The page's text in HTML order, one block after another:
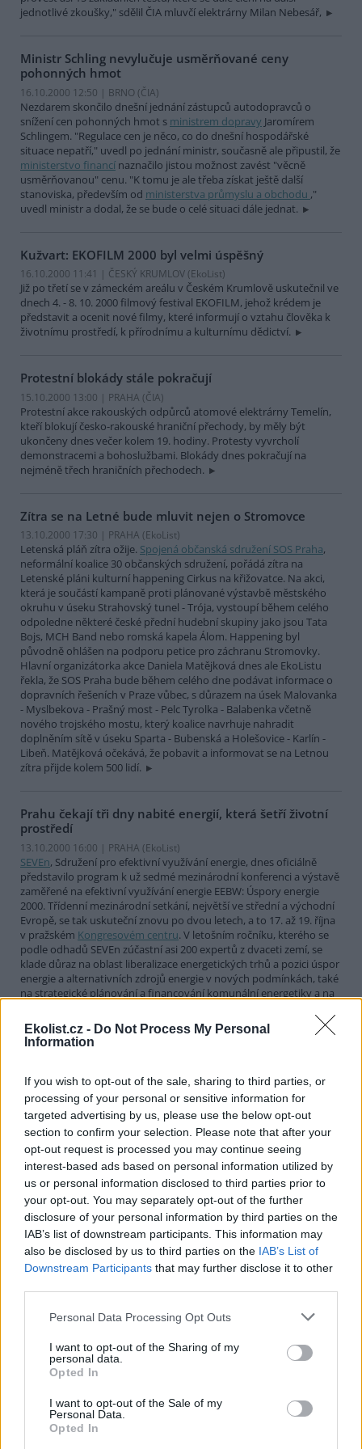
Ekolist.cz - Do Not Process My Personal
Information
If you wish to opt-out of the sale, sharing to third parties, or
processing of your personal or sensitive information for
targeted advertising by us, please use the below opt-out
section to confirm your selection. Please note that after your
opt-out request is processed you may continue seeing
interest-based ads based on personal information utilized by
us or personal information disclosed to third parties prior to
your opt-out. You may separately opt-out of the further
disclosure of your personal information by third parties on the
IAB’s list of downstream participants. This information may
also be disclosed by us to third parties on the IAB’s List of
Downstream Participants that may further disclose it to other
Personal Data Processing Opt Outs
I want to opt-out of the Sharing of my
personal data.
Opted In
I want to opt-out of the Sale of my
Personal Data.
Opted In
jednotlivé zkoušky," sdělil ČIA mluvčí elektrárny Milan Nebesář,
Ministr Schling nevylučuje usměrňované ceny
pohonných hmot
16.10.2000 12:50 | BRNO (ČIA)
Nezdarem skončilo dnešní jednání zástupců autodopravců o
snížení cen pohonných hmot s ministrem dopravy Jaromírem
Schlingem. "Regulace cen je něco, co do dnešní hospodářské
situace nepatří," uvedl po jednání ministr, současně ale připustil, že
ministerstvo financí naznačilo jistou možnost zavést "věcně
usměrňovanou" cenu. "K tomu je ale třeba získat ještě další
stanoviska, především od ministerstva průmyslu a obchodu ,"
uvedl ministr a dodal, že se bude o celé situaci dále jednat.
Kužvart: EKOFILM 2000 byl velmi úspěšný
16.10.2000 11:41 | ČESKÝ KRUMLOV (EkoList)
Již po třetí se v zámeckém areálu v Českém Krumlově uskutečnil ve
dnech 4. - 8. 10. 2000 filmový festival EKOFILM, jehož krédem je
představit a ocenit nové filmy, které informují o vztahu člověka k
životnímu prostředí, k přírodnímu a kulturnímu dědictví.
Protestní blokády stále pokračují
15.10.2000 13:00 | PRAHA (ČIA)
Protestní akce rakouských odpůrců atomové elektrárny Temelín,
kteří blokují česko-rakouské hraniční přechody, by měly být
ukončeny dnes večer kolem 19. hodiny. Protesty vyvrcholí
demonstracemi a bohoslužbami. Blokády dnes pokračují na
nejméně třech hraničních přechodech.
Zítra se na Letné bude mluvit nejen o Stromovce
13.10.2000 17:30 | PRAHA (EkoList)
Letenská pláň zítra ožije. Spojená občanská sdružení SOS Praha,
neformální koalice 30 občanských sdružení, pořádá zítra na
Letenské pláni kulturní happening Cirkus na křižovatce. Na akci,
která je součástí kampaně proti plánované výstavbě městského
okruhu v úseku Strahovský tunel - Trója, vystoupí během celého
odpoledne některé české přední hudební skupiny jako jsou Tata
Bojs, MCH Band nebo romská kapela Álom. Happening byl
původně ohlášen na podporu petice pro záchranu Stromovky.
Hlavní organizátorka akce Daniela Matějková dnes ale EkoListu
řekla, že SOS Praha bude během celého dne podávat informace o
dopravních řešeních v Praze vůbec, s důrazem na úsek Malovanka
- Myslbekova - Prašný most - Pelc Tyrolka - Balabenka včetně
nového trojského mostu, který koalice navrhuje nahradit
doplněním sítě v úseku Sparta - Bubenská a Holešovice - Karlín -
Libeň. Matějková očekává, že pobavit a informovat se na Letnou
zítra přijde kolem 500 lidí.
Prahu čekají tři dny nabité energií, která šetří životní
prostředí
13.10.2000 16:00 | PRAHA (EkoList)
SEVEn, Sdružení pro efektivní využívání energie, dnes oficiálně
představilo program k už sedmé mezinárodní konferenci a výstavě
zaměřené na efektivní využívání energie EEBW: Úspory energie
2000. Třídenní mezinárodní setkání, největší ve střední a východní
Evropě, se tak uskuteční znovu po dvou letech, a to 17. až 19. října
v pražském Kongresovém centru. V letošním ročníku, kterého se
podle odhadů SEVEn zúčastní asi 200 expertů z dvaceti zemí, se
klade důraz na oblast liberalizace energetických trhů a pozici úspor
energie a alternativních zdrojů energie v nových podmínkách, také
na strategické plánování a financování komunální energetiky a na
13.10.2000 15:00 | PRAHA ( ČIA)
Pokud do dnešní půlnoci rakouští odpůrci Jaderné elektrárny
Temelín neukončí blokády na česko-rakouských hranicích, podá
Sdružení automobilových dopravců Česmad Bohemia v Rakousku
trestní oznámení na neznámého pachatele o náhradu škod
způsobených neprostupností rakouských hranic. ČIA to dnes
oznámil generální tajemník Česmad Miroslav Solař.
Každý kamion ztrácí kvůli blokádám hranic 25 tisíc Kč
denně
12.10.2000 14:40 | PRAHA ( ČIA)
Blokády česko-rakouských hranic rakouskými odpůrci jaderné
údajů sdružení mezinárodních silničních dopravců
Česmad-
, zahrnuje denně pětitisícové finanční ztráty, zvýšené
náklady z delší přepravní vzdálenosti při objezdu, penále za
nedodržení termínu dodávky a další náklady. Podle Česmadu,
vznikly českým dopravcům kvůli blokádám dosud
Temelínská elektrárna pokračuje v testech